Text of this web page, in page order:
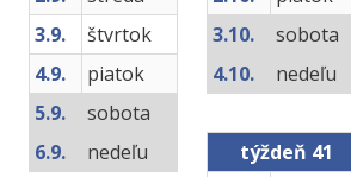
3.9.
štvrtok
4.9.
piatok
5.9.
sobota
6.9.
nedeľu
3.10.
sobota
4.10.
nedeľu
týždeň 41